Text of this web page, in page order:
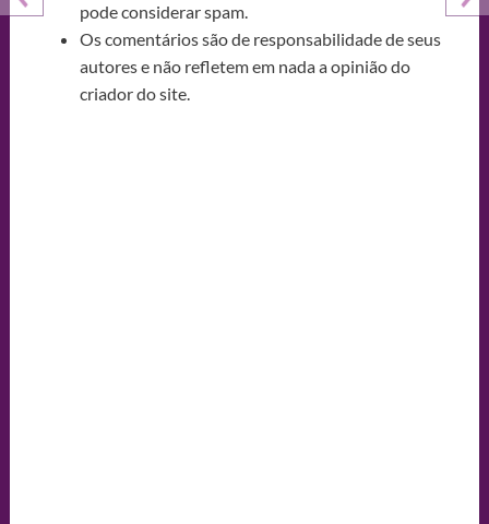
pode considerar spam.
Os comentários são de responsabilidade de seus
autores e não refletem em nada a opinião do
criador do site.